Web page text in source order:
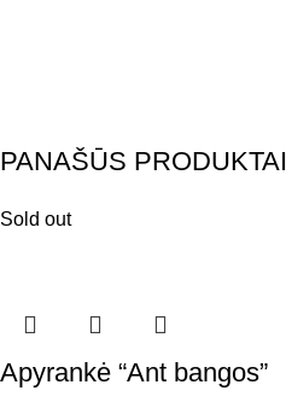
PANAŠŪS PRODUKTAI
Sold out
Apyrankė “Ant bangos”